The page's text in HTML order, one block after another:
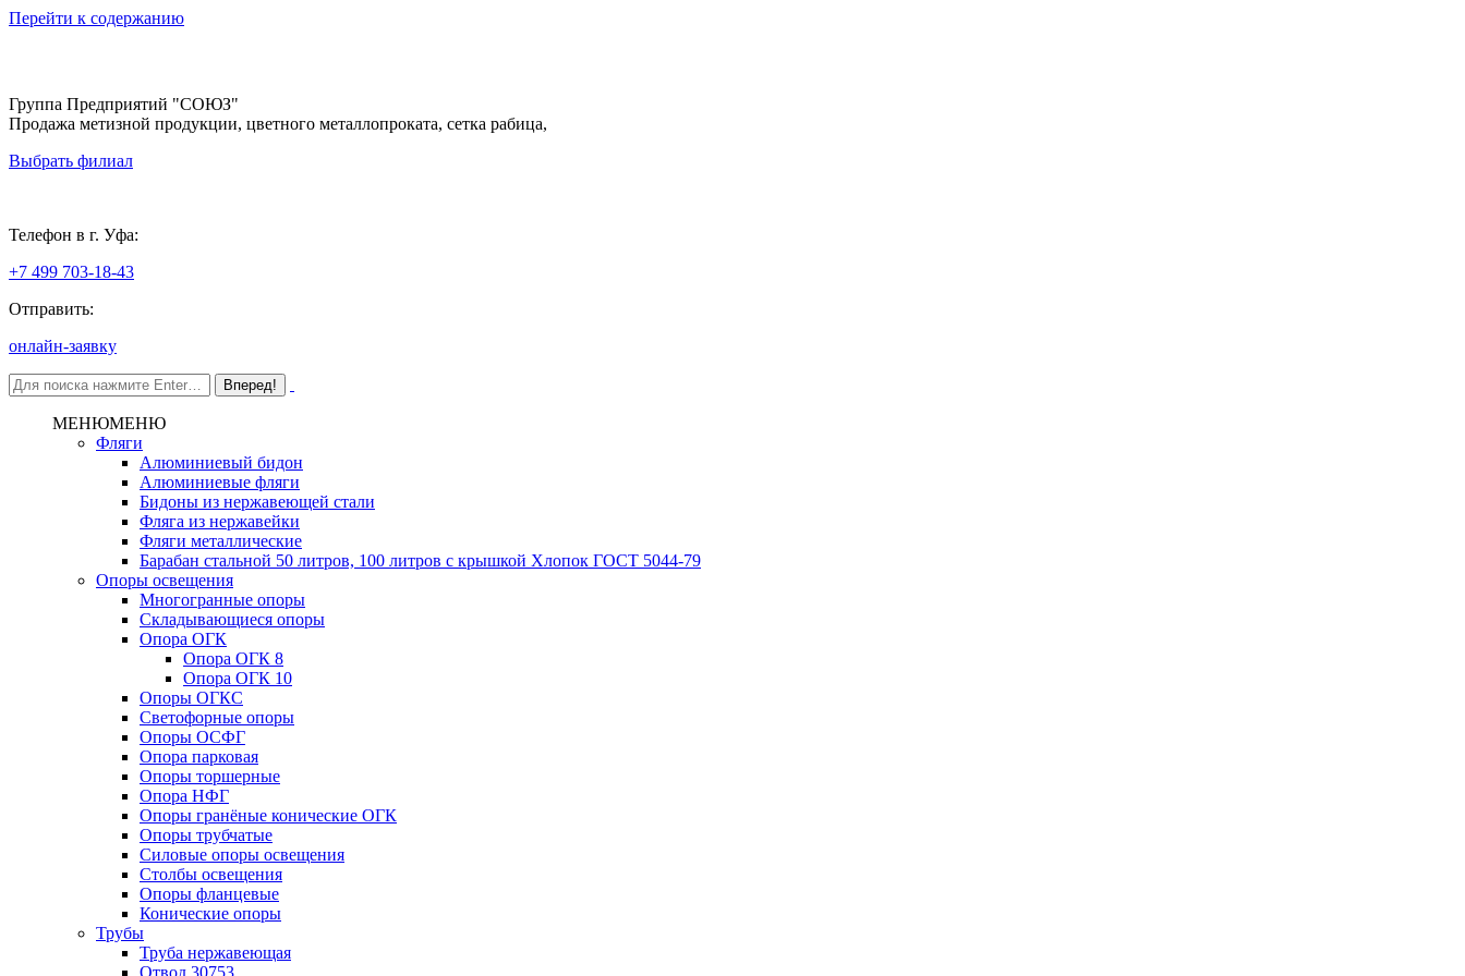
Перейти к содержанию
Группа Предприятий "СОЮЗ"
Продажа метизной продукции, цветного металлопроката, сетка рабица,
Выбрать филиал
Телефон в г. Уфа:
+7 499 703-18-43
Отправить:
онлайн-заявку
МЕНЮМЕНЮ
Фляги
Алюминиевый бидон
Алюминиевые фляги
Бидоны из нержавеющей стали
Фляга из нержавейки
Фляги металлические
Барабан стальной 50 литров, 100 литров с крышкой Хлопок ГОСТ 5044-79
Опоры освещения
Многогранные опоры
Складывающиеся опоры
Опора ОГК
Опора ОГК 8
Опора ОГК 10
Опоры ОГКС
Светофорные опоры
Опоры ОСФГ
Опора парковая
Опоры торшерные
Опора НФГ
Опоры гранёные конические ОГК
Опоры трубчатые
Силовые опоры освещения
Столбы освещения
Опоры фланцевые
Конические опоры
Трубы
Труба нержавеющая
Отвод 30753